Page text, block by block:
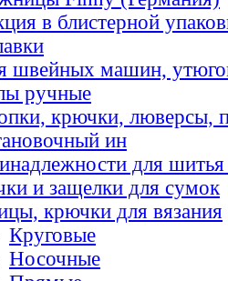
в блистерной
швейных машин,
ручные
крючки, люверсы,
ин
для шитья
и защелки для сумок
крючки для вязания
Круговые
Носочные